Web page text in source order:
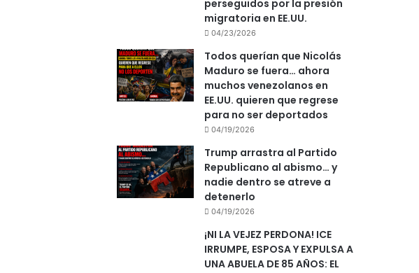
perseguidos por la presión
migratoria en EE.UU.
04/23/2026
Todos querían que Nicolás
Maduro se fuera… ahora
muchos venezolanos en
EE.UU. quieren que regrese
para no ser deportados
04/19/2026
Trump arrastra al Partido
Republicano al abismo… y
nadie dentro se atreve a
detenerlo
04/19/2026
¡NI LA VEJEZ PERDONA! ICE
IRRUMPE, ESPOSA Y EXPULSA A
UNA ABUELA DE 85 AÑOS: EL